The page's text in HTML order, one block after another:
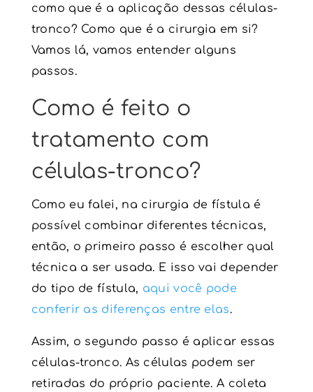
como que é a aplicação dessas células-
tronco? Como que é a cirurgia em si?
Vamos lá, vamos entender alguns
passos.
Como é feito o
tratamento com
células-tronco?
Como eu falei, na cirurgia de fístula é
possível combinar diferentes técnicas,
então, o primeiro passo é escolher qual
técnica a ser usada. E isso vai depender
do tipo de fístula, aqui você pode
conferir as diferenças entre elas.
Assim, o segundo passo é aplicar essas
células-tronco. As células podem ser
retiradas do próprio paciente. A coleta